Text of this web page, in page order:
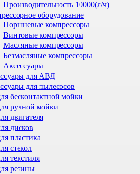
Производительность 10000(л/ч)
оборудование
Поршневые компрессоры
Винтовые компрессоры
Масляные компрессоры
Безмасляные компрессоры
Аксессуары
для АВД
для пылесосов
бесконтактной мойки
ручной мойки
двигателя
дисков
пластика
стекол
текстиля
резины